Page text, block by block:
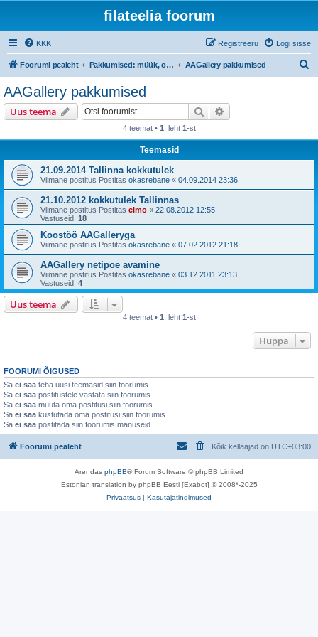
filateelia foorum
KKK Logi sisse
Registreeru
Foorumi pealeht Pakkumised: müük, ost ja vahetus AAGallery pakkumised
AAGallery pakkumised
Uus teema Otsi
4 teemat • 1 . leht 1-st
Teemasid
21.09.2014 Tallinna kokkutulek
Viimane postitus Postitas okasrebane « 04.09.2014 23:36
21.10.2012 kokkutulek Tallinnas
Viimane postitus Postitas elmo « 22.08.2012 12:55
Vastuseid: 18
Koostöö AAGalleryga
Viimane postitus Postitas okasrebane « 07.02.2012 21:18
AAGallery netipoe avamine
Viimane postitus Postitas okasrebane « 03.12.2011 23:13
Vastuseid: 4
Uus teema
4 teemat • 1 . leht 1-st
Hüppa
FOORUMI ÕIGUSED
Sa ei saa teha uusi teemasid siin foorumis
Sa ei saa postitustele vastata siin foorumis
Sa ei saa muuta oma postitusi siin foorumis
Sa ei saa kustutada oma postitusi siin foorumis
Sa ei saa postitada siin foorumis manuseid
Foorumi pealeht Kõik kellaajad on UTC+03:00
Arendas phpBB® Forum Software © phpBB Limited
Estonian translation by phpBB Eesti [Exabot] © 2008*-2025
Privaatsus | Kasutajatingimused